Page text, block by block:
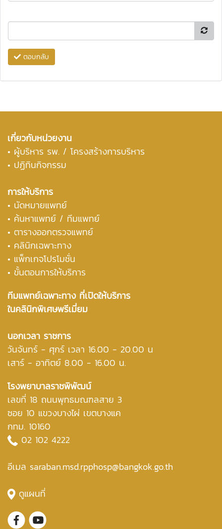
ตอบกลับ
เกี่ยวกับหน่วยงาน
• ผู้บริหาร รพ. / โครงสร้างการบริหาร
• ปฏิทินกิจกรรม
การให้บริการ
• นัดหมายแพทย์
• ค้นหาแพทย์ / ทีมแพทย์
• ตารางออกตรวจแพทย์
• คลินิกเฉพาะทาง
• แพ็กเกจโปรโมชั่น
• ขั้นตอนการให้บริการ
ทีมแพทย์เฉพาะทาง ที่เปิดให้บริการ
ในคลินิกพิเศษพรีเมี่ยม
นอกเวลา ราชการ
วันจันทร์ - ศุกร์ เวลา 16.00 - 20.00 น
เสาร์ - อาทิตย์ 8.00 - 16.00 น.
โรงพยาบาลราชพิพัฒน์
เลขที่ 18 ถนนพุทธมณฑลสาย 3
ซอย 10 แขวงบางไผ่ เขตบางแค
กทม. 10160
02 102 4222
อีเมล saraban.msd.rpphosp@bangkok.go.th
ดูแผนที่